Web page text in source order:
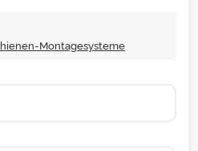
Montagesysteme